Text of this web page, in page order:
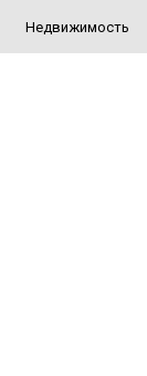
Недвижимость